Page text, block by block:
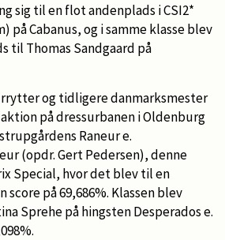
sig til en flot andenplads i CSI2*
på Cabanus, og i samme klasse blev
til Thomas Sandgaard på
og tidligere danmarksmester
på dressurbanen i Oldenburg
Raneur e.
(opdr. Gert Pedersen), denne
Special, hvor det blev til en
score på 69,686%. Klassen blev
Sprehe på hingsten Desperados e.